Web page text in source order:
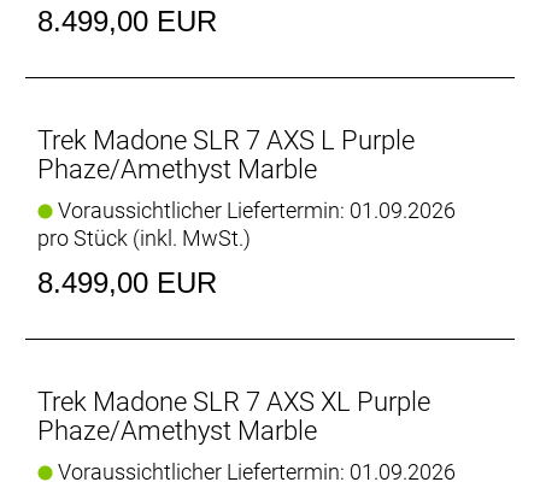
Flaschenhalter wurden zusammen mit dem Bike
machen.
Geschlecht: Uni
Rahmengröße: M
Rahmenmaterial: Carbon
größtem Ritzel
Anzahl Gänge: 1
8.499,00 EUR
Trek Madone SLR 7 AXS L Purple
Phaze/Amethyst Marble
Voraussichtlicher Liefertermin: 01.09.2026
pro Stück (inkl. MwSt.)
8.499,00 EUR
Trek Madone SLR 7 AXS XL Purple
Phaze/Amethyst Marble
Voraussichtlicher Liefertermin: 01.09.2026